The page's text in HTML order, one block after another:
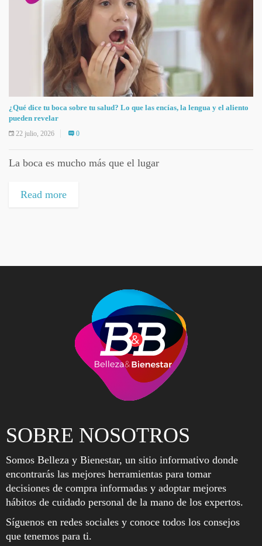
¿Qué dice tu boca sobre tu salud? Lo que las encías, la lengua y el aliento
pueden revelar
22 julio, 2026 0
La boca es mucho más que el lugar
Read more
SOBRE NOSOTROS
Somos Belleza y Bienestar, un sitio informativo donde
encontrarás las mejores herramientas para tomar
decisiones de compra informadas y adoptar mejores
hábitos de cuidado personal de la mano de los expertos.
Síguenos en redes sociales y conoce todos los consejos
que tenemos para ti.